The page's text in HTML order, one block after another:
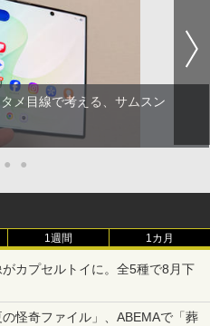
メ目線で考える、サムスン
● ●
1週間 1カ月
カプセルトイに。全5種で8月下
怪奇ファイル」、ABEMAで「葬